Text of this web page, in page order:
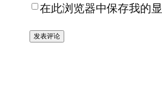
在此浏览器中保存我的